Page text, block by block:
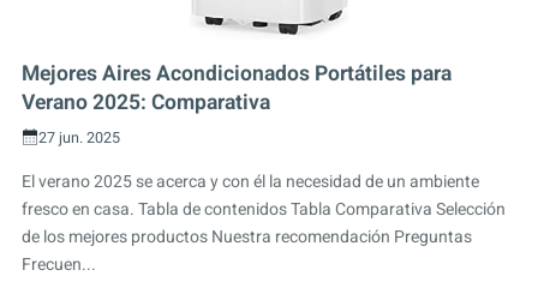
Mejores Aires Acondicionados Portátiles para
Verano 2025: Comparativa
27 jun. 2025
El verano 2025 se acerca y con él la necesidad de un ambiente
fresco en casa. Tabla de contenidos Tabla Comparativa Selección
de los mejores productos Nuestra recomendación Preguntas
Frecuen...